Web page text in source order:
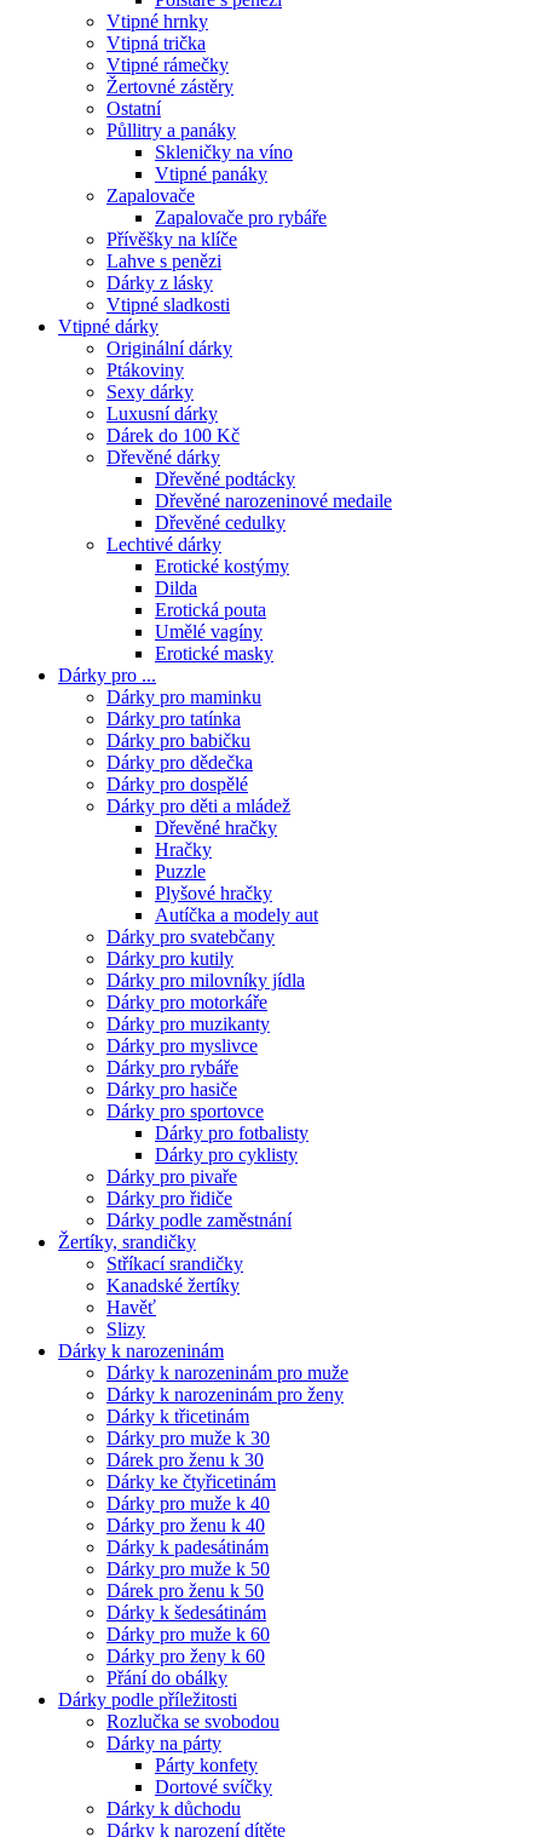
Vtipné hrnky
Vtipná trička
Vtipné rámečky
Žertovné zástěry
Ostatní
Půllitry a panáky
Skleničky na víno
Vtipné panáky
Zapalovače
Zapalovače pro rybáře
Přívěšky na klíče
Lahve s penězi
Dárky z lásky
Vtipné sladkosti
Vtipné dárky
Originální dárky
Ptákoviny
Sexy dárky
Luxusní dárky
Dárek do 100 Kč
Dřevěné dárky
Dřevěné podtácky
Dřevěné narozeninové medaile
Dřevěné cedulky
Lechtivé dárky
Erotické kostýmy
Dilda
Erotická pouta
Umělé vagíny
Erotické masky
Dárky pro ...
Dárky pro maminku
Dárky pro tatínka
Dárky pro babičku
Dárky pro dědečka
Dárky pro dospělé
Dárky pro děti a mládež
Dřevěné hračky
Hračky
Puzzle
Plyšové hračky
Autíčka a modely aut
Dárky pro svatebčany
Dárky pro kutily
Dárky pro milovníky jídla
Dárky pro motorkáře
Dárky pro muzikanty
Dárky pro myslivce
Dárky pro rybáře
Dárky pro hasiče
Dárky pro sportovce
Dárky pro fotbalisty
Dárky pro cyklisty
Dárky pro pivaře
Dárky pro řidiče
Dárky podle zaměstnání
Žertíky, srandičky
Stříkací srandičky
Kanadské žertíky
Havěť
Slizy
Dárky k narozeninám
Dárky k narozeninám pro muže
Dárky k narozeninám pro ženy
Dárky k třicetinám
Dárky pro muže k 30
Dárek pro ženu k 30
Dárky ke čtyřicetinám
Dárky pro muže k 40
Dárky pro ženu k 40
Dárky k padesátinám
Dárky pro muže k 50
Dárek pro ženu k 50
Dárky k šedesátinám
Dárky pro muže k 60
Dárky pro ženy k 60
Přání do obálky
Dárky podle příležitosti
Rozlučka se svobodou
Dárky na párty
Párty konfety
Dortové svíčky
Dárky k důchodu
Dárky k narození dítěte